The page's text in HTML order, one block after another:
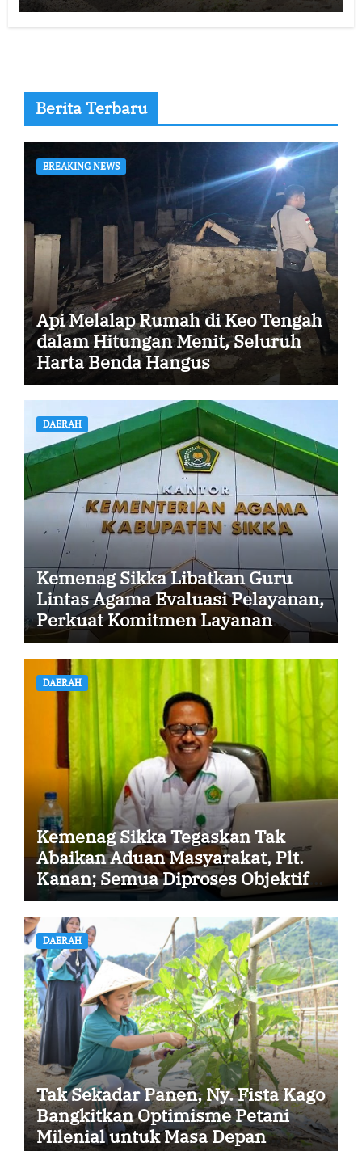
Berita Terbaru
BREAKING NEWS
Api Melalap Rumah di Keo Tengah
dalam Hitungan Menit, Seluruh
Harta Benda Hangus
DAERAH
Kemenag Sikka Libatkan Guru
Lintas Agama Evaluasi Pelayanan,
Perkuat Komitmen Layanan
Profesional dan Humanis
DAERAH
Kemenag Sikka Tegaskan Tak
Abaikan Aduan Masyarakat, Plt.
Kanan; Semua Diproses Objektif
dan Transparan
DAERAH
Tak Sekadar Panen, Ny. Fista Kago
Bangkitkan Optimisme Petani
Milenial untuk Masa Depan